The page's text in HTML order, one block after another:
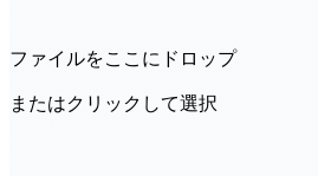
ファイルをここにドロップ
またはクリックして選択